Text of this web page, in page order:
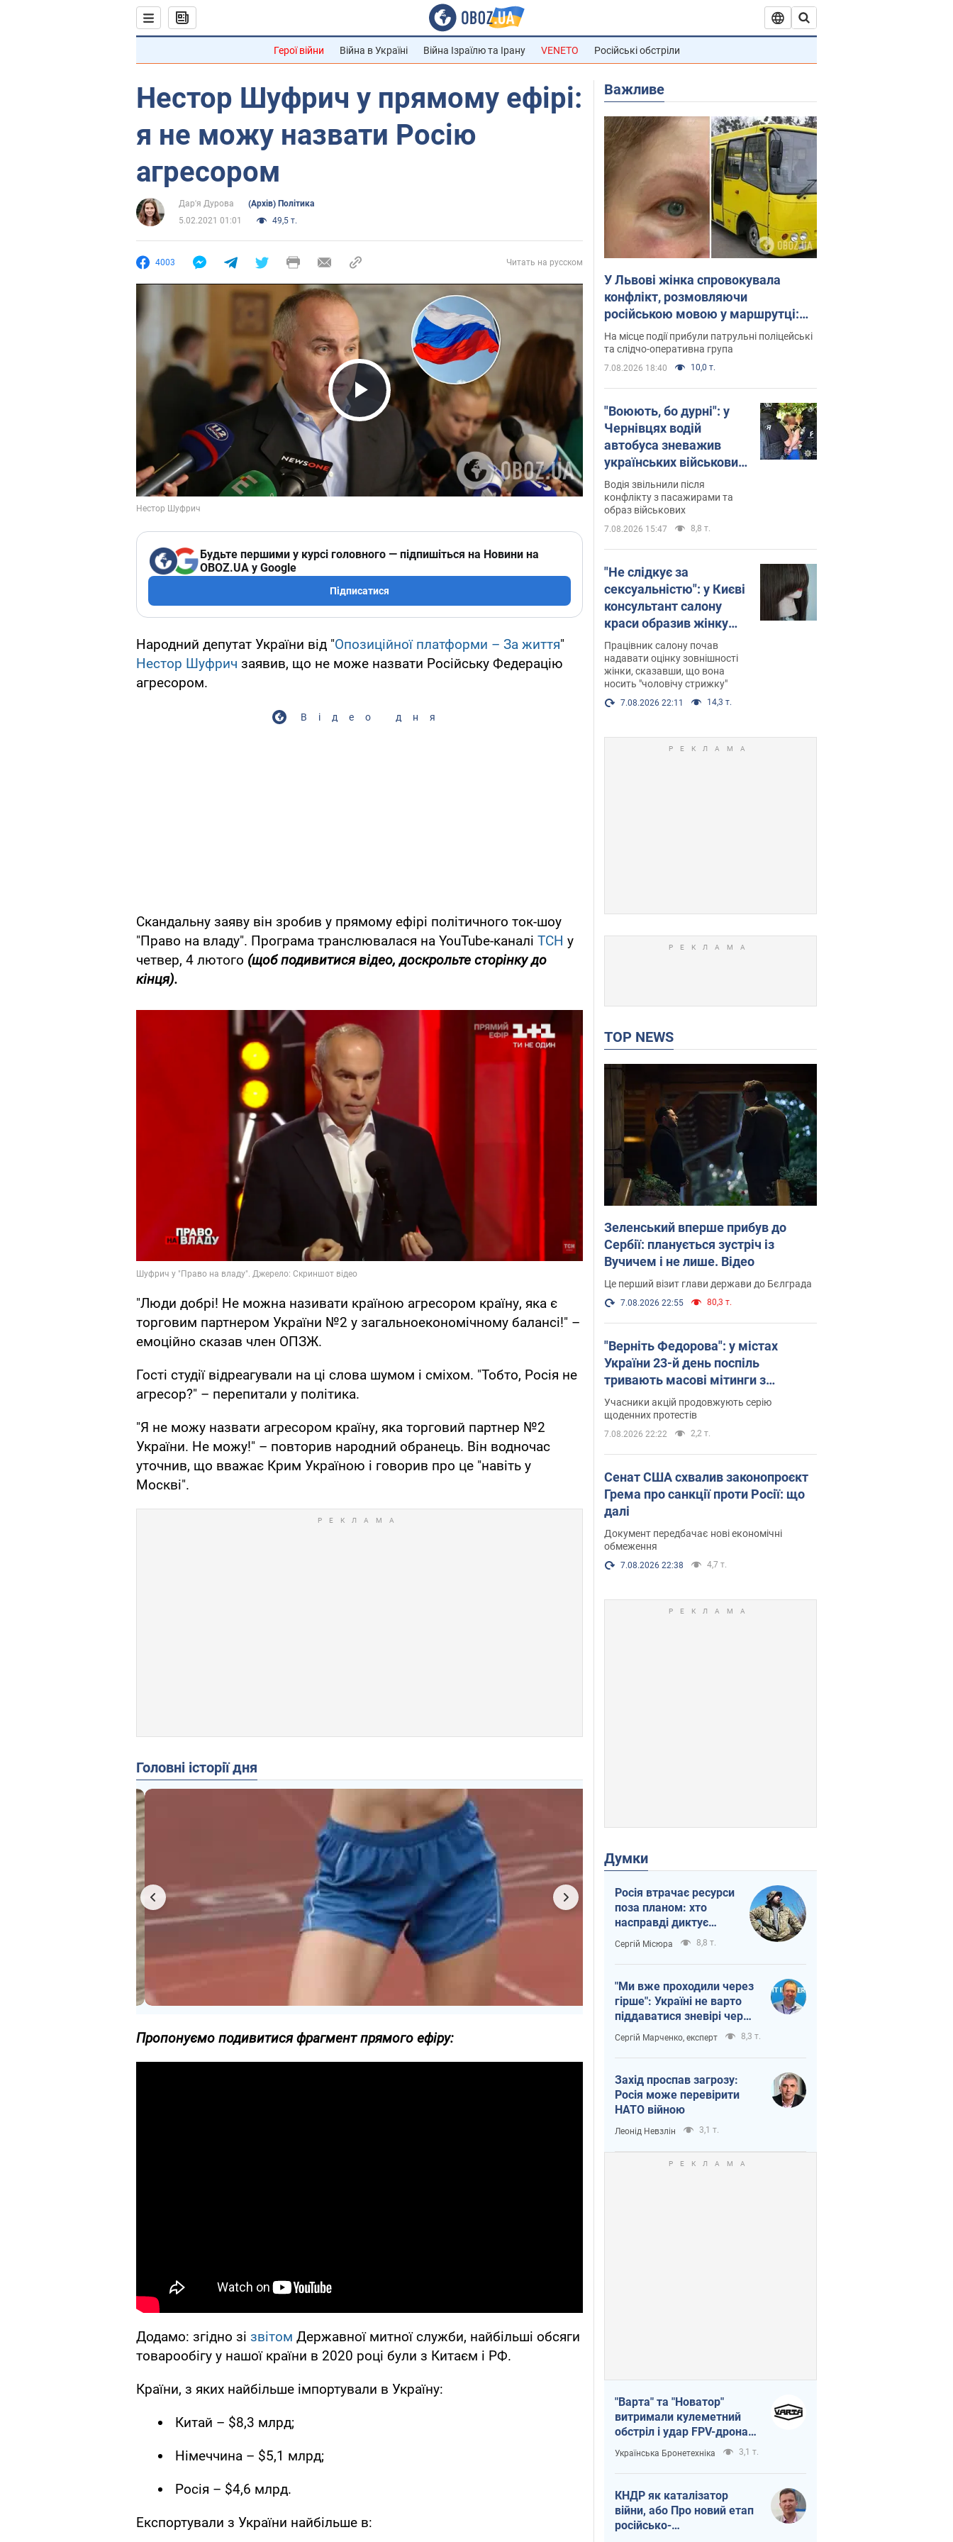
Герої війни Війна в Україні Війна Ізраїлю та Ірану VENETO Російські обстріли
Нестор Шуфрич у прямому ефірі:
я не можу назвати Росію
агресором
Дар'я Дурова
(Архів) Політика
5.02.2021 01:01
49,5 т.
4003 Читать на русском
Play Video
Будьте першими у курсі головного — підпишіться на Новини на
OBOZ.UA у Google
Підписатися
Народний депутат України від "Опозиційної платформи – За життя"
Нестор Шуфрич заявив, що не може назвати Російську Федерацію
агресором.
Відео дня
Скандальну заяву він зробив у прямому ефірі політичного ток-шоу
"Право на владу". Програма транслювалася на YouTube-каналі ТСН у
четвер, 4 лютого (щоб подивитися відео, доскрольте сторінку до
кінця).
"Люди добрі! Не можна називати країною агресором країну, яка є
торговим партнером України №2 у загальноекономічному балансі!" –
емоційно сказав член ОПЗЖ.
Гості студії відреагували на ці слова шумом і сміхом. "Тобто, Росія не
агресор?" – перепитали у політика.
"Я не можу назвати агресором країну, яка торговий партнер №2
України. Не можу!" – повторив народний обранець. Він водночас
уточнив, що вважає Крим Україною і говорив про це "навіть у
Москві".
Головні історії дня
Пропонуємо подивитися фрагмент прямого ефіру:
Додамо: згідно зі звітом Державної митної служби, найбільші обсяги
товарообігу у нашої країни в 2020 році були з Китаєм і РФ.
Країни, з яких найбільше імпортували в Україну:
Китай – $8,3 млрд;
Німеччина – $5,1 млрд;
Росія – $4,6 млрд.
Експортували з України найбільше в:
Важливе
У Львові жінка спровокувала
конфлікт, розмовляючи
російською мовою у маршрутці:
поліція склала адмінпротокол.
Відео
На місце події прибули патрульні поліцейські
та слідчо-оперативна група
7.08.2026 18:40 10,0 т.
"Воюють, бо дурні": у
Чернівцях водій
автобуса зневажив
українських військових
і поплатився. Відео
Водія звільнили після
конфлікту з пасажирами та
образ військових
7.08.2026 15:47 8,8 т.
"Не слідкує за
сексуальністю": у Києві
консультант салону
краси образив жінку
після хімієтерапії,
розгорівся скандал.
Фото
Працівник салону почав
надавати оцінку зовнішності
жінки, сказавши, що вона
носить "чоловічу стрижку"
7.08.2026 22:11 14,3 т.
TOP NEWS
Зеленський вперше прибув до
Сербії: планується зустріч із
Вучичем і не лише. Відео
Це перший візит глави держави до Бєлграда
7.08.2026 22:55 80,3 т.
"Верніть Федорова": у містах
України 23-й день поспіль
тривають масові мітинги з
картонками. Фото і відео
Учасники акцій продовжують серію
щоденних протестів
7.08.2026 22:22 2,2 т.
Сенат США схвалив законопроєкт
Грема про санкції проти Росії: що
далі
Документ передбачає нові економічні
обмеження
7.08.2026 22:38 4,7 т.
Думки
Росія втрачає ресурси
поза планом: хто
насправді диктує
темп війни
Сергій Місюра 8,8 т.
"Ми вже проходили через
гірше": Україні не варто
піддаватися зневірі через
ракетний терор
Сергій Марченко, експерт 8,3 т.
Захід проспав загрозу:
Росія може перевірити
НАТО війною
Леонід Невзлін 3,1 т.
"Варта" та "Новатор"
витримали кулеметний
обстріл і удар FPV-дрона,
врятувавши життя
офіцеру ЗСУ
Українська Бронетехніка 3,1 т.
КНДР як каталізатор
війни, або Про новий етап
російсько-